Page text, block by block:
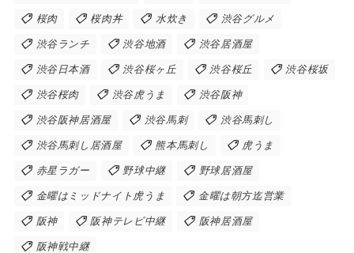
桜肉 桜肉丼 水炊き 渋谷グルメ
渋谷ランチ 渋谷地酒 渋谷居酒屋
渋谷日本酒 渋谷桜ヶ丘 渋谷桜丘 渋谷桜坂
渋谷桜肉 渋谷虎うま 渋谷阪神
渋谷阪神居酒屋 渋谷馬刺 渋谷馬刺し
渋谷馬刺し居酒屋 熊本馬刺し 虎うま
赤星ラガー 野球中継 野球居酒屋
金曜はミッドナイト虎うま 金曜は朝方迄営業
阪神 阪神テレビ中継 阪神居酒屋
阪神戦中継